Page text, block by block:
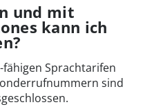
und mit
kann ich
fähigen Sprachtarifen
sind